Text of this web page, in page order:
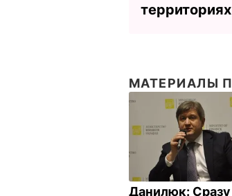
территориях
МАТЕРИАЛЫ
Данилюк: Сразу